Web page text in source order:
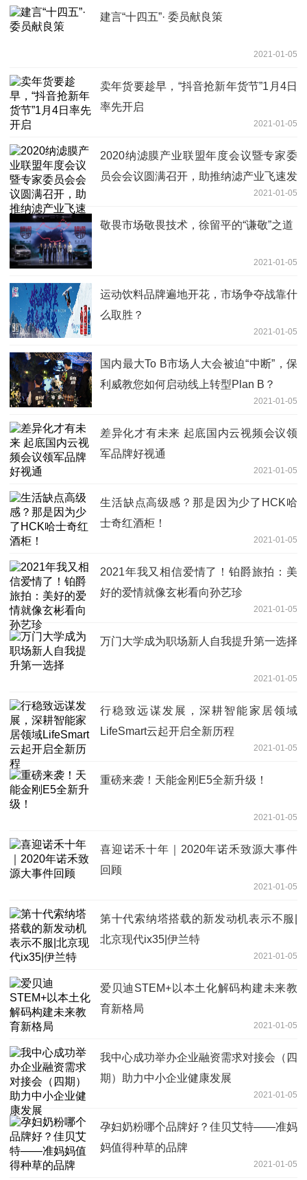
建言“十四五”· 委员献良策
2021-01-05
卖年货要趁早，“抖音抢新年货节”1月4日
率先开启
2021-01-05
2020纳滤膜产业联盟年度会议暨专家委
员会会议圆满召开，助推纳滤产业飞速发
2021-01-05
敬畏市场敬畏技术，徐留平的“谦敬”之道
2021-01-05
运动饮料品牌遍地开花，市场争夺战靠什
么取胜？
2021-01-05
国内最大To B市场人大会被迫“中断”，保
利威教您如何启动线上转型Plan B？
2021-01-05
差异化才有未来 起底国内云视频会议领
军品牌好视通
2021-01-05
生活缺点高级感？那是因为少了HCK哈
士奇红酒柜！
2021-01-05
2021年我又相信爱情了！铂爵旅拍：美
好的爱情就像玄彬看向孙艺珍
2021-01-05
万门大学成为职场新人自我提升第一选择
2021-01-05
行稳致远谋发展，深耕智能家居领域
LifeSmart云起开启全新历程
2021-01-05
重磅来袭！天能金刚E5全新升级！
2021-01-05
喜迎诺禾十年｜2020年诺禾致源大事件
回顾
2021-01-05
第十代索纳塔搭载的新发动机表示不服|
北京现代ix35|伊兰特
2021-01-05
爱贝迪STEM+以本土化解码构建未来教
育新格局
2021-01-05
我中心成功举办企业融资需求对接会（四
期）助力中小企业健康发展
2021-01-05
孕妇奶粉哪个品牌好？佳贝艾特——准妈
妈值得种草的品牌
2021-01-05